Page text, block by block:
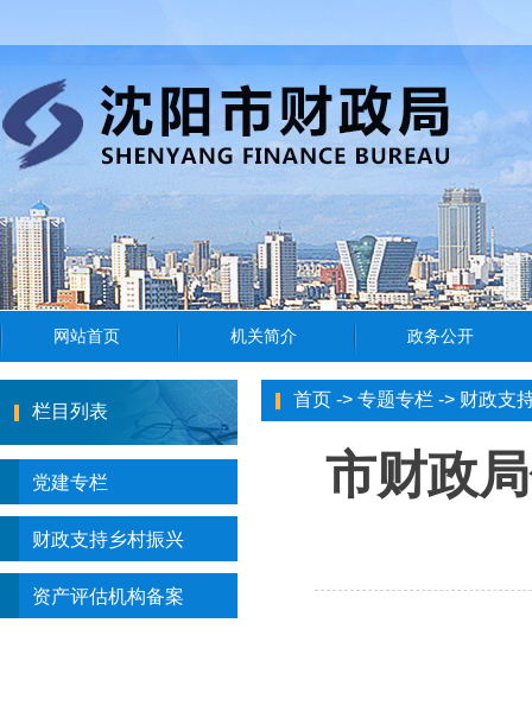
栏目列表
党建专栏
财政支持乡村振兴
资产评估机构备案
首页 -> 专题专栏 -> 财政支
市财政